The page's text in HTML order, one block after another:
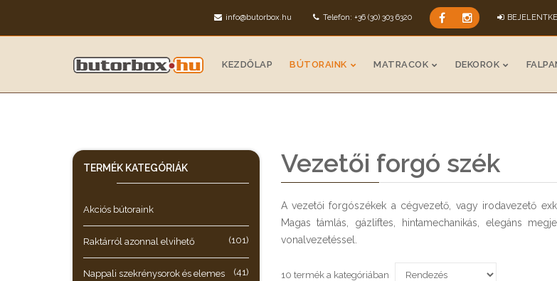
info@butorbox.hu Telefon: +36 (30) 303 6320
KEZDŐLAP BÚTORAINK MATRACOK DEKOROK
Vezetői forgó szék
A vezetői forgószékek a cégvezető, vagy irodavezető
Magas támlás, gázliftes, hintamechanikás, elegáns
vonalvezetéssel.
10 termék a kategóriában
TERMÉK KATEGÓRIÁK
Akciós bútoraink
Raktárról azonnal elvihető (101)
Nappali szekrénysorok és elemes
(41)